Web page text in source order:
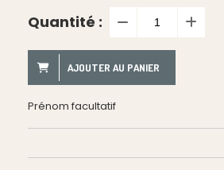
Quantité :
AJOUTER AU PANIER
Prénom facultatif